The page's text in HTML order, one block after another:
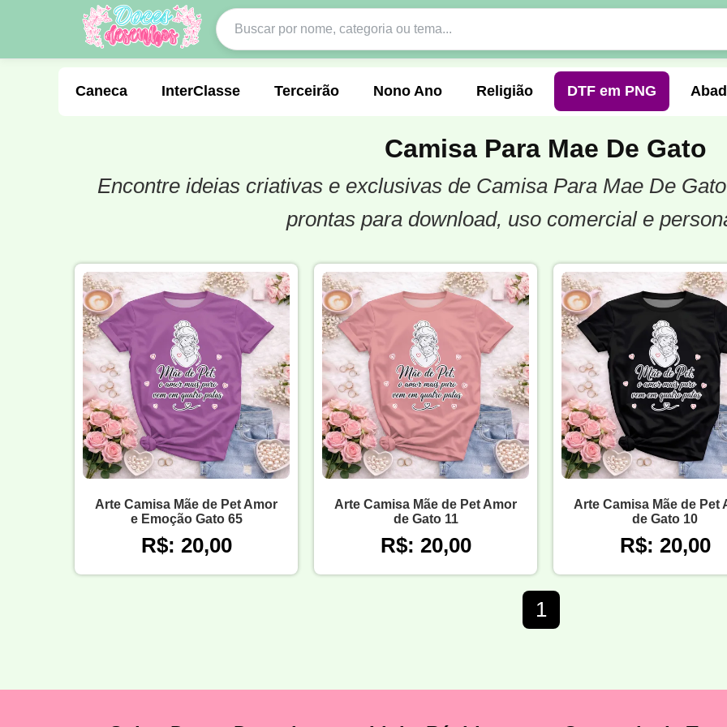
Caneca InterClasse Terceirão Nono Ano Religião DTF em PNG
Molde de Costura Professora Fonte Formandos Profissão Festa Junina
Natalina Agro Uniforme
Motocross Ciclismo Nail Designer Pedagogia Biologia Geografia
Língua Portuguesa
Camisa Para Mae De Gato
Encontre ideias criativas e exclusivas de Camisa Para Mae De
prontas para download, uso comercial e
Arte Camisa Mãe de Pet Amor
e Emoção Gato 65
R$: 20,00
Arte Camisa Mãe de Pet Amor
de Gato 11
R$: 20,00
Arte Camisa Mãe de Pet
de Gato 10
R$: 20,00
1